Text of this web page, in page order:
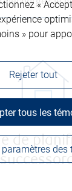
le
de
«
» pour
paramètres des
Rejeter tout
tous les